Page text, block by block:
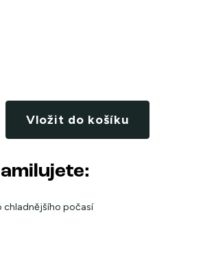
Vložit do košíku
chladnějšího počasí